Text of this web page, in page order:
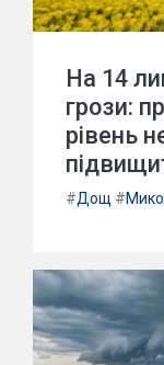
На 14
грози:
рівень
#Дощ #